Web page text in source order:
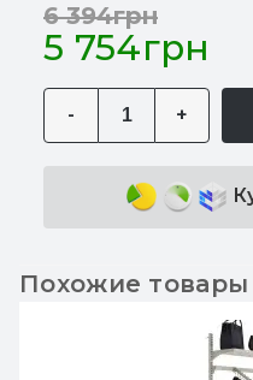
5 754грн
6 394грн
- +
Похожие товары